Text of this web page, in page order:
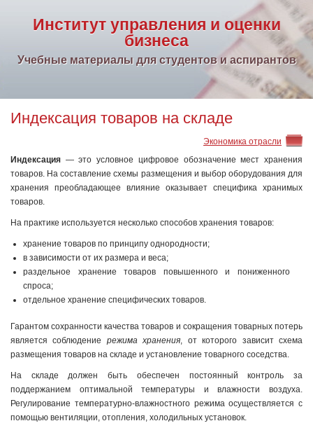
Институт управления и оценки
бизнеса
Учебные материалы для студентов и аспирантов
Индексация товаров на складе
Экономика отрасли
Индексация — это условное цифровое обозначение мест хранения
товаров. На составление схемы размещения и выбор оборудования для
хранения преобладающее влияние оказывает специфика хранимых
товаров.
На практике используется несколько способов хранения товаров:
хранение товаров по принципу однородности;
в зависимости от их размера и веса;
раздельное хранение товаров повышенного и пониженного
спроса;
отдельное хранение специфических товаров.
Гарантом сохранности качества товаров и сокращения товарных потерь
является соблюдение режима хранения, от которого зависит схема
размещения товаров на складе и установление товарного соседства.
На складе должен быть обеспечен постоянный контроль за
поддержанием оптимальной температуры и влажности воздуха.
Регулирование температурно-влажностного режима осуществляется с
помощью вентиляции, отопления, холодильных установок.